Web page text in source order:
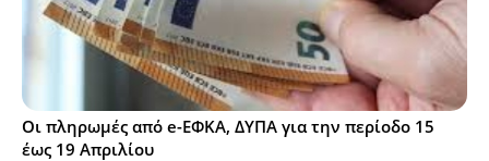
Οι πληρωμές από e-ΕΦΚΑ, ΔΥΠΑ για την περίοδο 15
έως 19 Απριλίου